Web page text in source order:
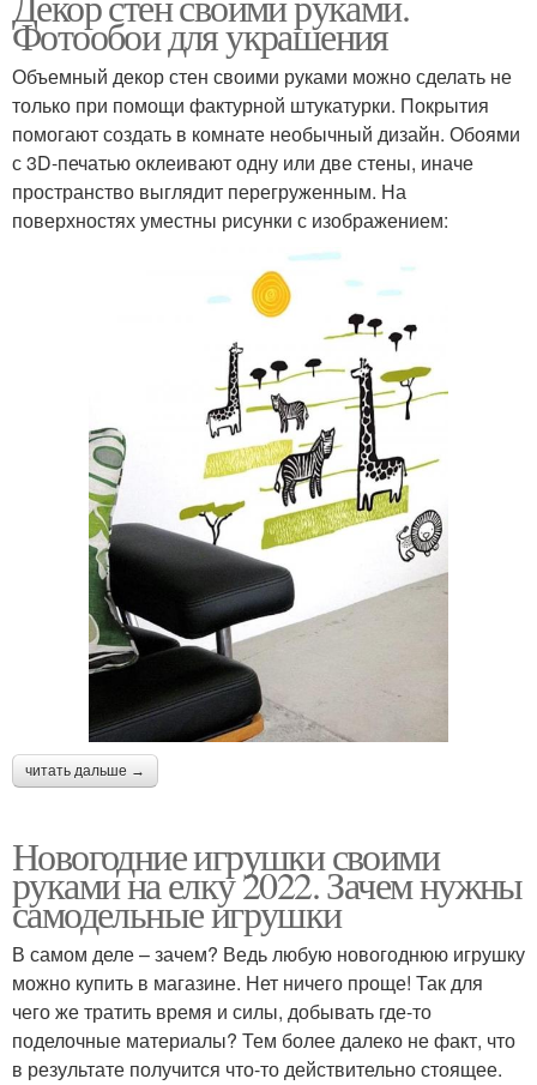
Фотообои для украшения
Объемный декор стен своими руками можно сделать не
только при помощи фактурной штукатурки. Покрытия
помогают создать в комнате необычный дизайн. Обоями
с 3D-печатью оклеивают одну или две стены, иначе
пространство выглядит перегруженным. На
поверхностях уместны рисунки с изображением:
читать дальше →
Новогодние игрушки своими
руками на елку 2022. Зачем нужны
самодельные игрушки
В самом деле – зачем? Ведь любую новогоднюю игрушку
можно купить в магазине. Нет ничего проще! Так для
чего же тратить время и силы, добывать где-то
поделочные материалы? Тем более далеко не факт, что
в результате получится что-то действительно стоящее.